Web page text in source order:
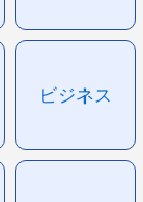
ビジネス